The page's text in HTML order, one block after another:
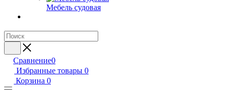
Мебель судовая
Сравнение0
Избранные товары 0
Корзина 0